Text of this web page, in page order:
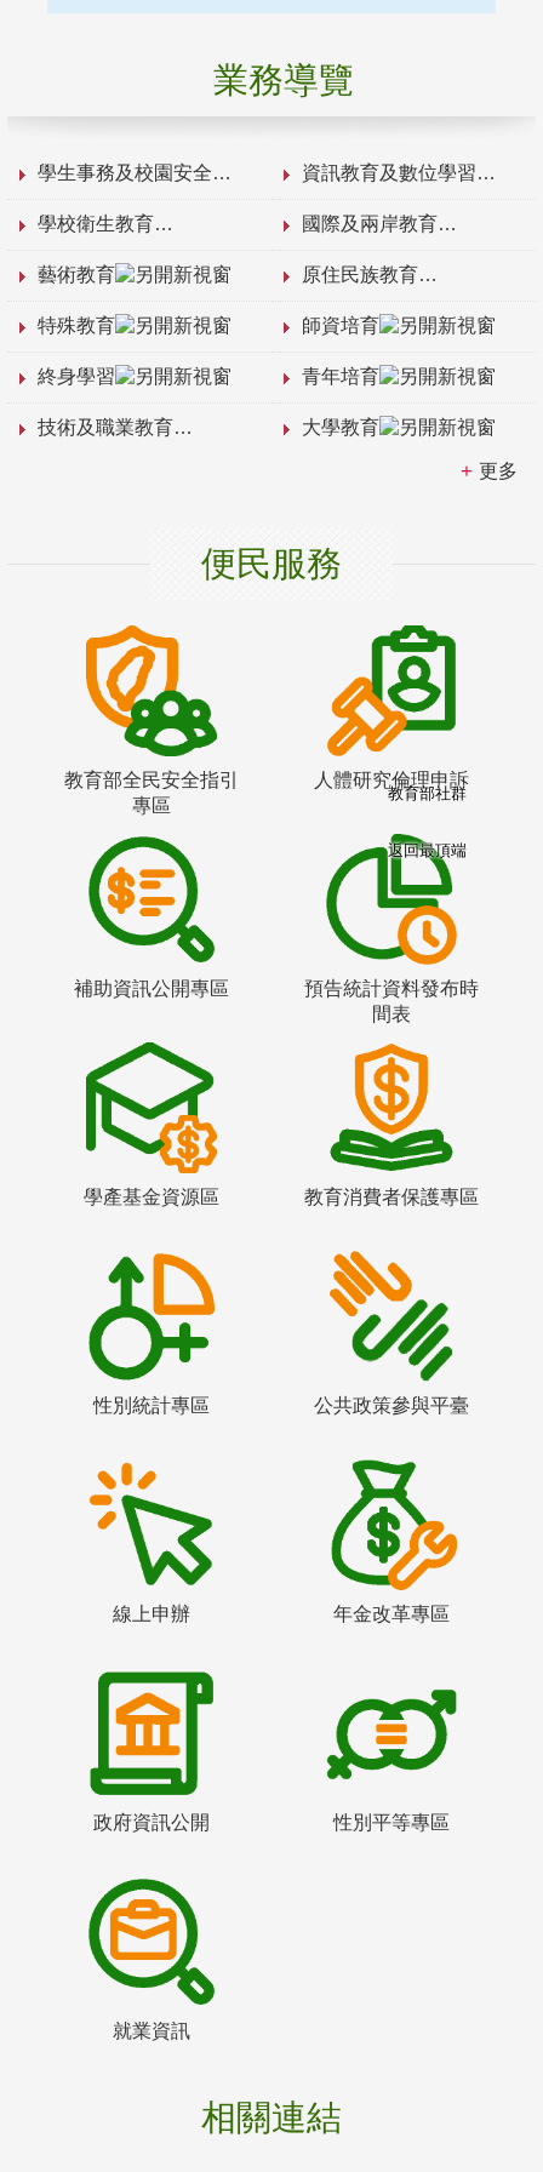
業務導覽
學生事務及校園安全 資訊教育及數位學習
學校衛生教育 國際及兩岸教育
藝術教育 原住民族教育
特殊教育 師資培育
終身學習 青年培育
技術及職業教育 大學教育
更多
便民服務
教育部全民安全指引
專區
人體研究倫理申訴
補助資訊公開專區
預告統計資料發布時
間表
學產基金資源區 教育消費者保護專區
性別統計專區 公共政策參與平臺
線上申辦 年金改革專區
政府資訊公開 性別平等專區
就業資訊
相關連結
教育部社群
返回最頂端